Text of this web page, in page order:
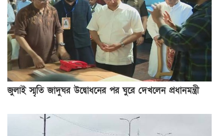
জুলাই স্মৃতি জাদুঘর উদ্বোধনের পর ঘুরে দেখলেন প্রধানমন্ত্রী